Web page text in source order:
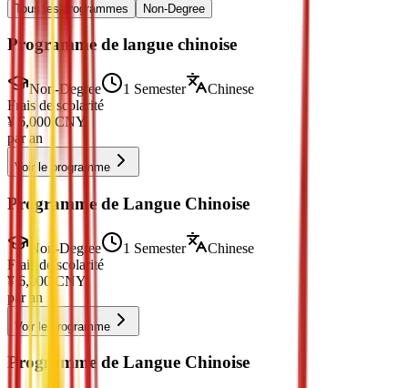
Tous les programmes Non-Degree
Programme de langue chinoise
Non-Degree 1 Semester
Chinese
Frais de scolarité
¥ 6,000 CNY
par an
Voir le programme
Programme de Langue Chinoise
Non-Degree 1 Semester
Chinese
Frais de scolarité
¥ 6,000 CNY
par an
Voir le programme
Programme de Langue Chinoise